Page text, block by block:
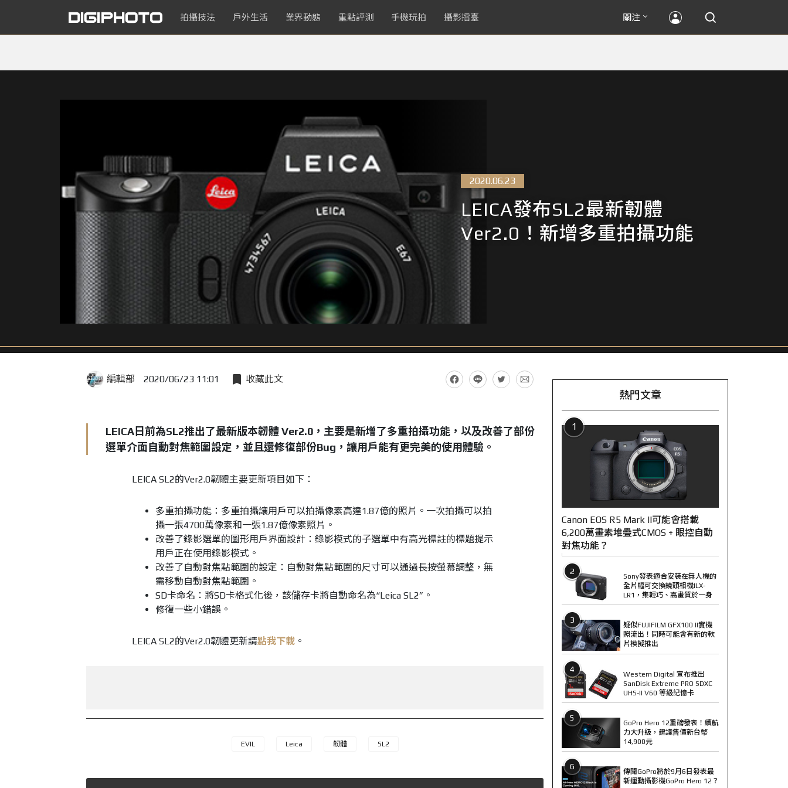
拍攝技法 戶外生活 業界動態 重點評測 手機玩拍 攝影擂臺 關注
2020.06.23
LEICA發布SL2最新韌體
Ver2.0！新增多重拍攝功能
編輯部 2020/06/23 11:01 收藏此文
LEICA日前為SL2推出了最新版本韌體 Ver2.0，主要是新增了多重拍攝功能，以及改善了部份
選單介面自動對焦範圍設定，並且還修復部份Bug，讓用戶能有更完美的使用體驗。
LEICA SL2的Ver2.0韌體主要更新項目如下：
多重拍攝功能：多重拍攝讓用戶可以拍攝像素高達1.87億的照片。一次拍攝可以拍
攝一張4700萬像素和一張1.87億像素照片。
改善了錄影選單的圖形用戶界面設計：錄影模式的子選單中有高光標註的標題提示
用戶正在使用錄影模式。
改善了自動對焦點範圍的設定：自動對焦點範圍的尺寸可以通過長按螢幕調整，無
需移動自動對焦點範圍。
SD卡命名：將SD卡格式化後，該儲存卡將自動命名為“Leica SL2”。
修復一些小錯誤。
LEICA SL2的Ver2.0韌體更新請點我下載。
EVIL Leica 韌體 SL2
熱門文章
1
Canon EOS R5 Mark II可能會搭載
6,200萬畫素堆疊式CMOS + 眼控自動
對焦功能？
2
Sony發表適合安裝在無人機的
全片幅可交換鏡頭相機ILX-
LR1，集輕巧、高畫質於一身
3
疑似FUJIFILM GFX100 II實機
照流出！同時可能會有新的軟
片模擬推出
4
Western Digital 宣布推出
SanDisk Extreme PRO SDXC
UHS-II V60 等級記憶卡
5
GoPro Hero 12重磅發表！續航
力大升級，建議售價新台幣
14,900元
6
傳聞GoPro將於9月6日發表最
新運動攝影機GoPro Hero 12？